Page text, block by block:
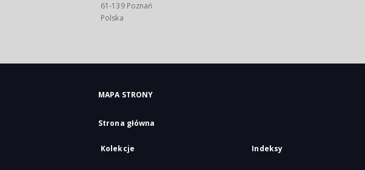
61-139 Poznań
Polska
MAPA STRONY
Strona główna
Kolekcje Indeksy